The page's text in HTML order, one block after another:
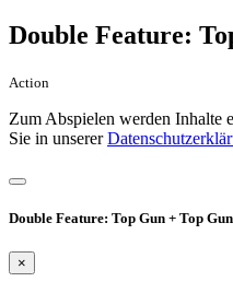
Double Feature:
Action
Zum Abspielen werden Inhalte
Sie in unserer
Double Feature: Top Gun + Top
×